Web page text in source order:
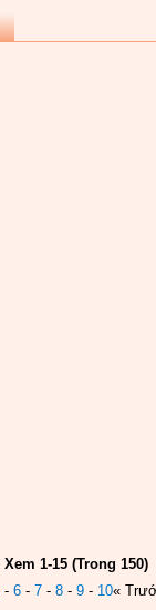
1-15 (Trong 150)
-6 -7 -8 -9 - 10«